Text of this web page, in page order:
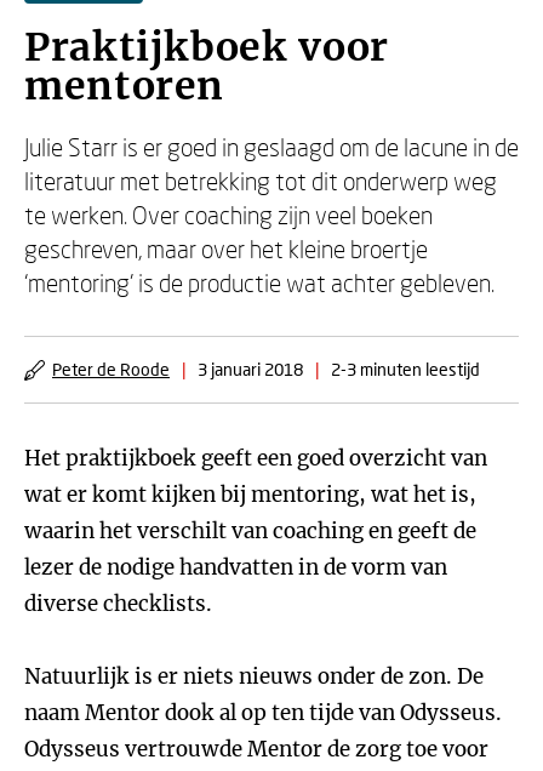
Praktijkboek voor
mentoren
Julie Starr is er goed in geslaagd om de lacune in de
literatuur met betrekking tot dit onderwerp weg
te werken. Over coaching zijn veel boeken
geschreven, maar over het kleine broertje
‘mentoring’ is de productie wat achter gebleven.
Peter de Roode | 3 januari 2018 | 2-3 minuten leestijd
Het praktijkboek geeft een goed overzicht van
wat er komt kijken bij mentoring, wat het is,
waarin het verschilt van coaching en geeft de
lezer de nodige handvatten in de vorm van
diverse checklists.
Natuurlijk is er niets nieuws onder de zon. De
naam Mentor dook al op ten tijde van Odysseus.
Odysseus vertrouwde Mentor de zorg toe voor